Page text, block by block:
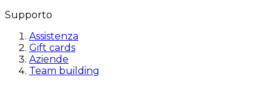
Supporto
Assistenza
Gift cards
Aziende
Team building